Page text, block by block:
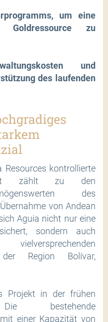
um eine
Goldressource zu
und
des laufenden
kontrollierte
zählt zu den
des
von Andean
Aguia nicht nur eine
sondern auch
Region Bolívar,
Projekt in der frühen
Die bestehende
einer Kapazität von